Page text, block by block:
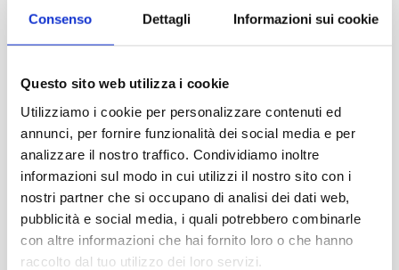
Consenso Dettagli Informazioni sui cookie
Questo sito web utilizza i cookie
Utilizziamo i cookie per personalizzare contenuti ed
annunci, per fornire funzionalità dei social media e per
analizzare il nostro traffico. Condividiamo inoltre
informazioni sul modo in cui utilizzi il nostro sito con i
nostri partner che si occupano di analisi dei dati web,
pubblicità e social media, i quali potrebbero combinarle
con altre informazioni che hai fornito loro o che hanno
raccolto dal tuo utilizzo dei loro servizi.
Mit der Unterstützung vonPartner Netzwerk